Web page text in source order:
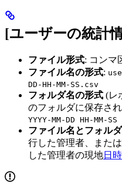
[ユーザーの統計
ファイル形式: コンマ
ファイル名の形式:
DD-HH-MM-SS.csv
フォルダ名の形式 (レ
のフォルダに保存さ
YYYY-MM-DD HH-MM-SS
ファイル名とフォル
行した管理者、また
した管理者の現地日時